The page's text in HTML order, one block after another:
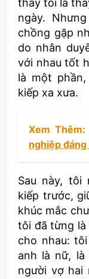
thấy tôi là
ngày.
chồng gặp
do nhân
với nhau tốt
là một
kiếp xa xưa.
Xem Thêm:
nghiệp
Sau này, tôi
kiếp trước,
khúc mắc
tôi đã từng
cho nhau:
anh là nữ,
người vợ hai